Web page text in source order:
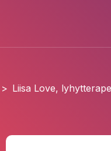
> Liisa Love,